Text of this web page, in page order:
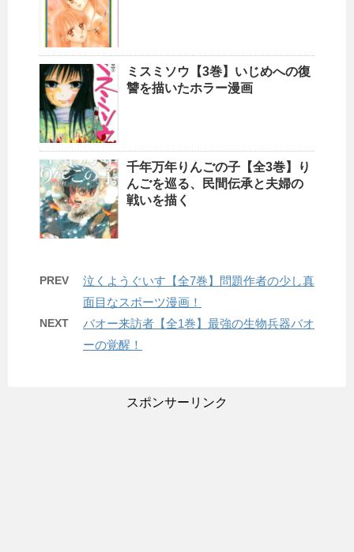
ミスミソウ【3巻】いじめへの復
讐を描いたホラー漫画
千年万年りんごの子【全3巻】り
んごを巡る、民間伝承と夫婦の
戦いを描く
PREV
泣くようぐいす【全7巻】問題作者の少し真
面目なスポーツ漫画！
NEXT
バオー来訪者【全1巻】最強の生物兵器バオ
ーの覚醒！
スポンサーリンク